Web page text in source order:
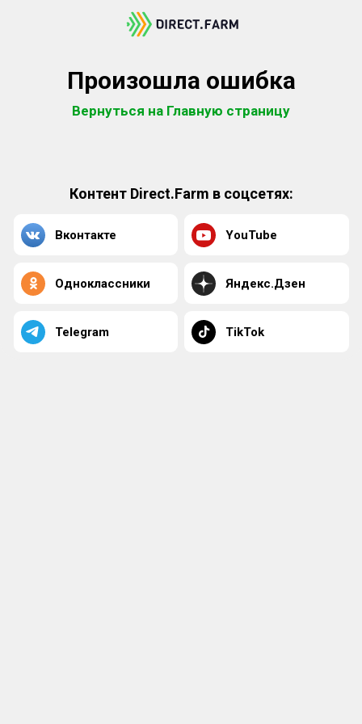
Произошла ошибка
Вернуться на Главную страницу
Контент Direct.Farm в соцсетях:
Вконтакте YouTube
Одноклассники Яндекс.Дзен
Telegram TikTok